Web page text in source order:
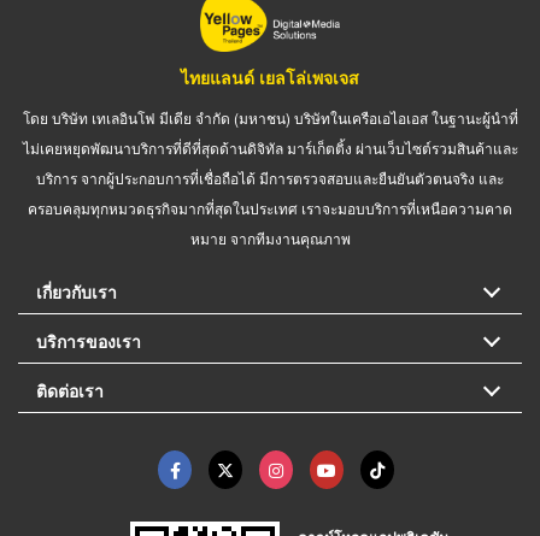
ไทยแลนด์ เยลโล่เพจเจส
โดย บริษัท เทเลอินโฟ มีเดีย จำกัด (มหาชน) บริษัทในเครือเอไอเอส ในฐานะผู้นำที่
ไม่เคยหยุดพัฒนาบริการที่ดีที่สุดด้านดิจิทัล มาร์เก็ตติ้ง ผ่านเว็บไซต์รวมสินค้าและ
บริการ จากผู้ประกอบการที่เชื่อถือได้ มีการตรวจสอบและยืนยันตัวตนจริง และ
ครอบคลุมทุกหมวดธุรกิจมากที่สุดในประเทศ เราจะมอบบริการที่เหนือความคาด
หมาย จากทีมงานคุณภาพ
เกี่ยวกับเรา
บริการของเรา
ติดต่อเรา